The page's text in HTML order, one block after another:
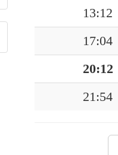
13:12
17:04
20:12
21:54